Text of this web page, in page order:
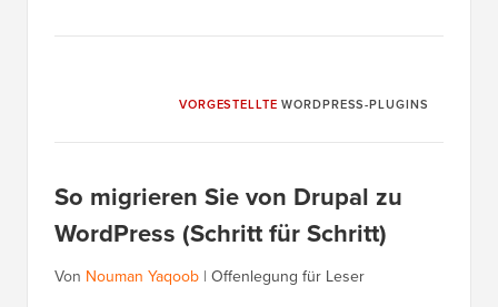
VORGESTELLTE WORDPRESS-PLUGINS
So migrieren Sie von Drupal zu
WordPress (Schritt für Schritt)
Von Nouman Yaqoob | Offenlegung für Leser